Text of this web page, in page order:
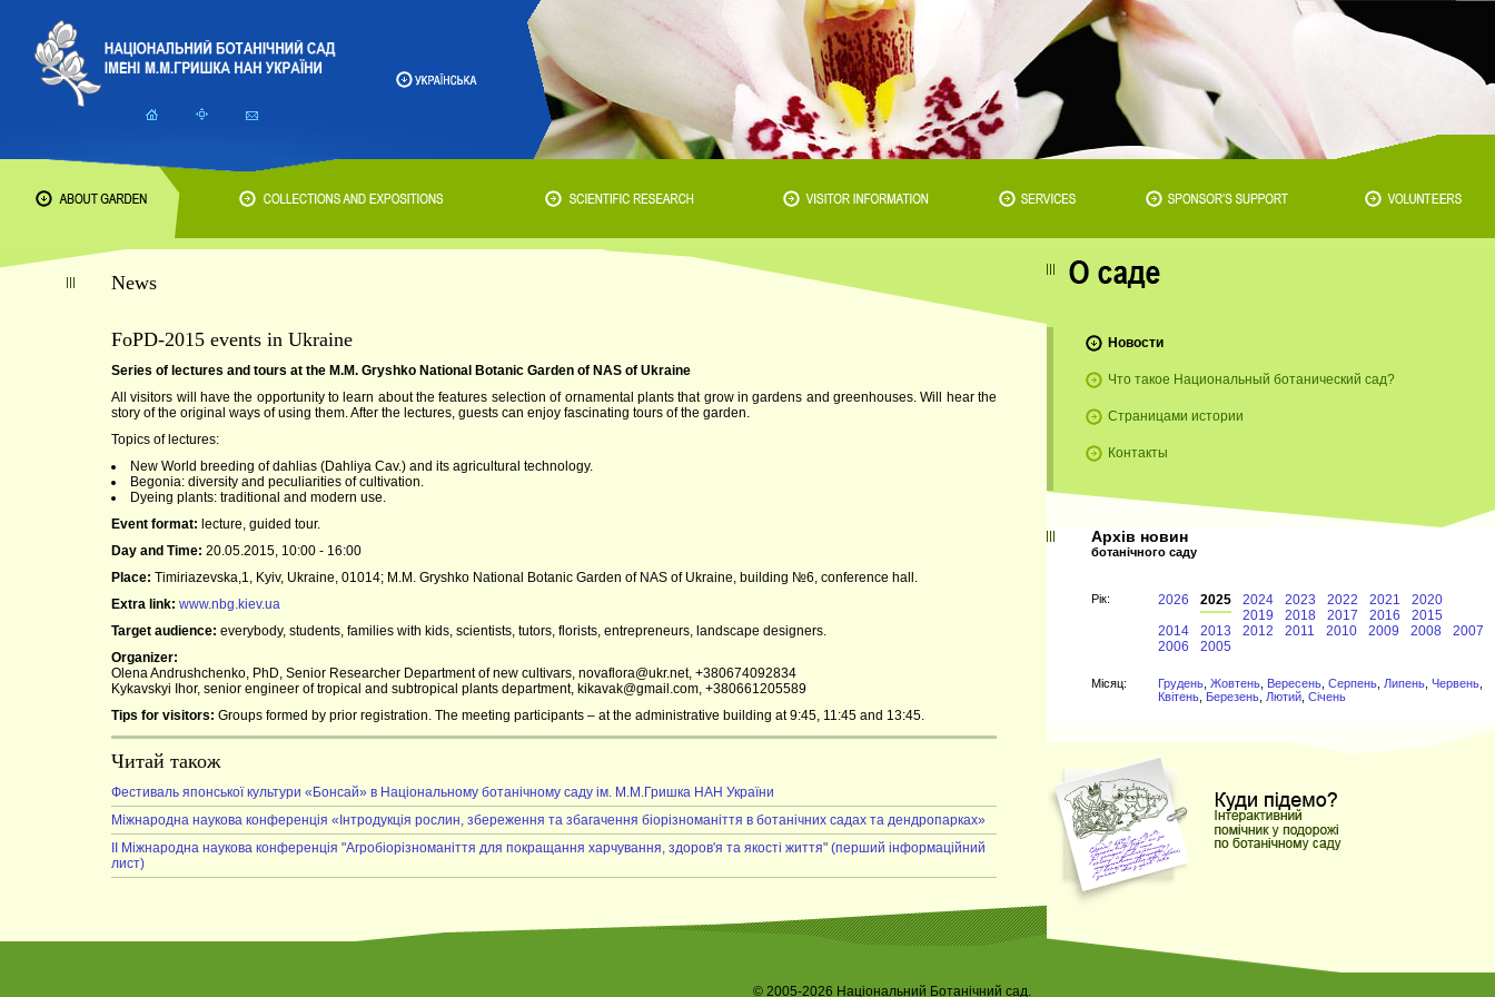
News
FoPD-2015 events in Ukraine
Series of lectures and tours at the M.M. Gryshko National Botanic Garden of NAS of Ukraine
All visitors will have the opportunity to learn about the features selection of ornamental plants that grow in gardens and greenhouses. Will hear the
story of the original ways of using them. After the lectures, guests can enjoy fascinating tours of the garden.
Topics of lectures:
New World breeding of dahlias (Dahliya Cav.) and its agricultural technology.
Begonia: diversity and peculiarities of cultivation.
Dyeing plants: traditional and modern use.
Event format: lecture, guided tour.
Day and Time: 20.05.2015, 10:00 - 16:00
Place: Timiriazevska,1, Kyiv, Ukraine, 01014; M.M. Gryshko National Botanic Garden of NAS of Ukraine, building №6, conference hall.
Extra link: www.nbg.kiev.ua
Target audience: everybody, students, families with kids, scientists, tutors, florists, entrepreneurs, landscape designers.
Organizer:
Olena Andrushchenko, PhD, Senior Researcher Department of new cultivars, novaflora@ukr.net, +380674092834
Kykavskyi Ihor, senior engineer of tropical and subtropical plants department, kikavak@gmail.com, +380661205589
Tips for visitors: Groups formed by prior registration. The meeting participants – at the administrative building at 9:45, 11:45 and 13:45.
Читай також
Фестиваль японської культури «Бонсай» в Національному ботанічному саду ім. М.М.Гришка НАН України
Міжнародна наукова конференція «Інтродукція рослин, збереження та збагачення біорізноманіття в ботанічних садах та дендропарках»
II Міжнародна наукова конференція "Агробіорізноманіття для покращання харчування, здоров'я та якості життя" (перший інформаційний
лист)
Новости
Что такое Национальный ботанический сад?
Страницами истории
Контакты
Архів новин
ботанічного саду
Рiк: 2026 2025 2024 2023 2022 2021
2020
2019
2018 2017 2016
2015
2014
2013 2012 2011 2010 2009 2008
2007
2006
2005
Мiсяц: Грудень Жовтень Вересень Серпень Липень Червень
Квітень Березень Лютий Січень
© 2005-2026 Національний Ботанічний сад.